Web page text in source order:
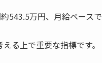
543.5万円、月給ベースで
る上で重要な指標です。